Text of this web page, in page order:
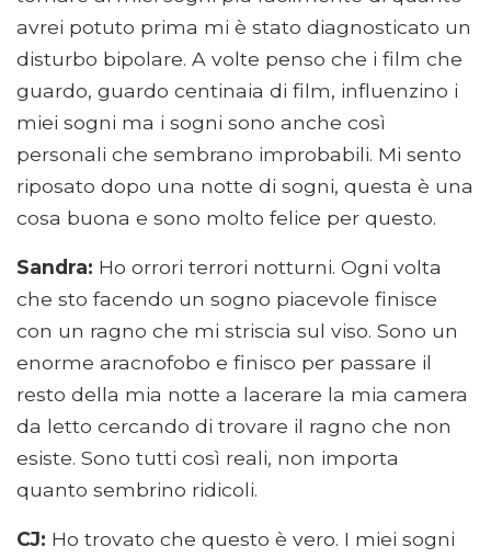
avrei potuto prima mi è stato diagnosticato un
disturbo bipolare. A volte penso che i film che
guardo, guardo centinaia di film, influenzino i
miei sogni ma i sogni sono anche così
personali che sembrano improbabili. Mi sento
riposato dopo una notte di sogni, questa è una
cosa buona e sono molto felice per questo.
Sandra: Ho orrori terrori notturni. Ogni volta
che sto facendo un sogno piacevole finisce
con un ragno che mi striscia sul viso. Sono un
enorme aracnofobo e finisco per passare il
resto della mia notte a lacerare la mia camera
da letto cercando di trovare il ragno che non
esiste. Sono tutti così reali, non importa
quanto sembrino ridicoli.
CJ: Ho trovato che questo è vero. I miei sogni